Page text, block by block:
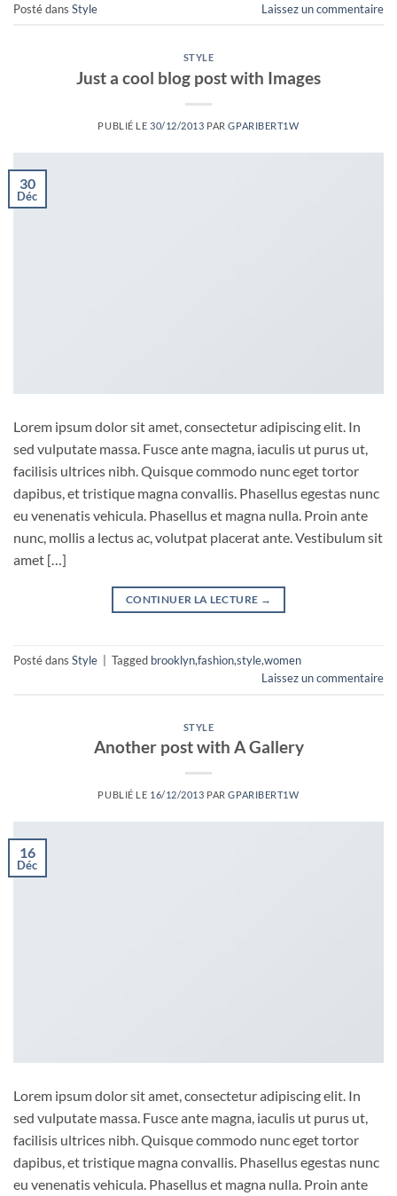
Posté dans Style Laissez un commentaire
STYLE
Just a cool blog post with Images
PUBLIÉ LE 30/12/2013 PARGPARIBERT1W
30
Déc
Lorem ipsum dolor sit amet, consectetur adipiscing elit. In
sed vulputate massa. Fusce ante magna, iaculis ut purus ut,
facilisis ultrices nibh. Quisque commodo nunc eget tortor
dapibus, et tristique magna convallis. Phasellus egestas nunc
eu venenatis vehicula. Phasellus et magna nulla. Proin ante
nunc, mollis a lectus ac, volutpat placerat ante. Vestibulum sit
amet […]
CONTINUER LA LECTURE →
Posté dans Style Tagged brooklyn,fashion,style,women
Laissez un commentaire
STYLE
Another post with A Gallery
PUBLIÉ LE 16/12/2013 PARGPARIBERT1W
16
Déc
Lorem ipsum dolor sit amet, consectetur adipiscing elit. In
sed vulputate massa. Fusce ante magna, iaculis ut purus ut,
facilisis ultrices nibh. Quisque commodo nunc eget tortor
dapibus, et tristique magna convallis. Phasellus egestas nunc
eu venenatis vehicula. Phasellus et magna nulla. Proin ante